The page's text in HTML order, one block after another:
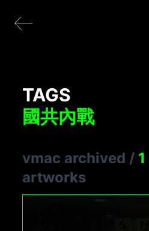
TAGS
國共內戰
vmac archived / 1
artworks